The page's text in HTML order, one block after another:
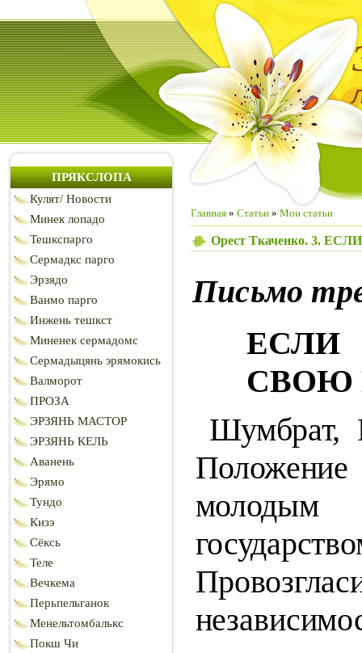
ПРЯКСЛОПА
Кулят/ Новости
Минек лопадо
Тешкспарго
Сермадкс парго
Эрзядо
Ванмо парго
Инжень тешкст
Миненек сермадомс
Сермадыцянь эрямокись
Валморот
ПРОЗА
ЭРЗЯНЬ МАСТОР
ЭРЗЯНЬ КЕЛЬ
Аванень
Эрямо
Тундо
Кизэ
Сёксь
Теле
Вечкема
Перьпельганок
Менельтомбалькс
Покш Чи
Главная » Статьи » Мои статьи
Орест Ткаченко. 3.
Письмо
СВОЮ
Шумбрат,